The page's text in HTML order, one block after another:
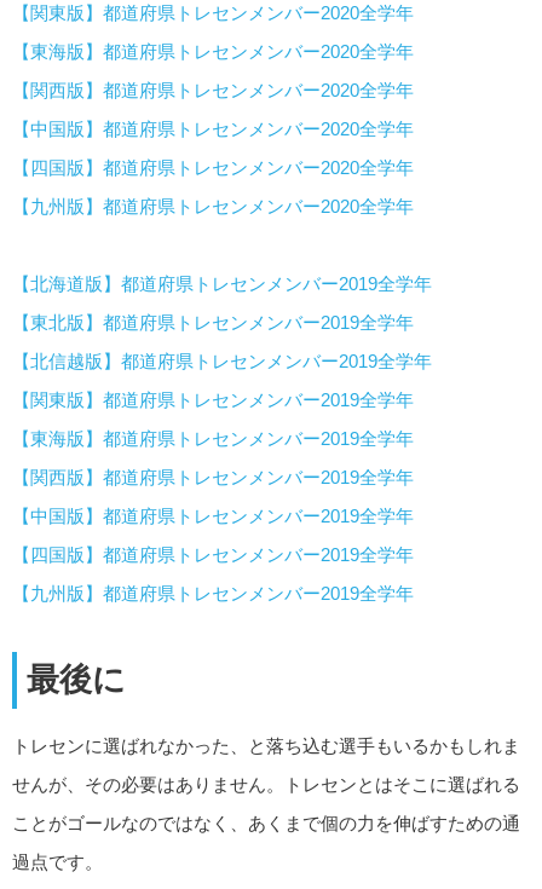
【関東版】都道府県トレセンメンバー2020全学年
【東海版】都道府県トレセンメンバー2020全学年
【関西版】都道府県トレセンメンバー2020全学年
【中国版】都道府県トレセンメンバー2020全学年
【四国版】都道府県トレセンメンバー2020全学年
【九州版】都道府県トレセンメンバー2020全学年
【北海道版】都道府県トレセンメンバー2019全学年
【東北版】都道府県トレセンメンバー2019全学年
【北信越版】都道府県トレセンメンバー2019全学年
【関東版】都道府県トレセンメンバー2019全学年
【東海版】都道府県トレセンメンバー2019全学年
【関西版】都道府県トレセンメンバー2019全学年
【中国版】都道府県トレセンメンバー2019全学年
【四国版】都道府県トレセンメンバー2019全学年
【九州版】都道府県トレセンメンバー2019全学年
最後に
トレセンに選ばれなかった、と落ち込む選手もいるかもしれま
せんが、その必要はありません。トレセンとはそこに選ばれる
ことがゴールなのではなく、あくまで個の力を伸ばすための通
過点です。